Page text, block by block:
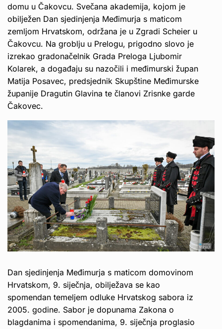
domu u Čakovcu. Svečana akademija, kojom je
obilježen Dan sjedinjenja Međimurja s maticom
zemljom Hrvatskom, održana je u Zgradi Scheier u
Čakovcu. Na groblju u Prelogu, prigodno slovo je
izrekao gradonačelnik Grada Preloga Ljubomir
Kolarek, a događaju su nazočili i međimurski župan
Matija Posavec, predsjednik Skupštine Međimurske
županije Dragutin Glavina te članovi Zrisnke garde
Čakovec.
Dan sjedinjenja Međimurja s maticom domovinom
Hrvatskom, 9. siječnja, obilježava se kao
spomendan temeljem odluke Hrvatskog sabora iz
2005. godine. Sabor je dopunama Zakona o
blagdanima i spomendanima, 9. siječnja proglasio